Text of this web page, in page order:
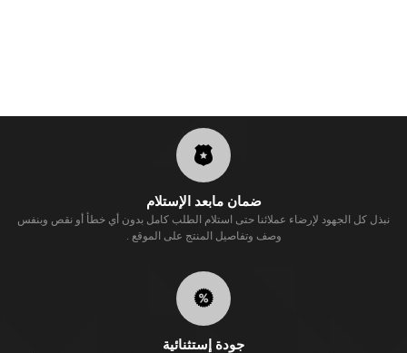
ضمان مابعد الإستلام
نبذل كل الجهود لإرضاء عملائنا حتى استلام الطلب كامل بدون أي خطأ أو نقص وبنفس
وصف وتفاصيل المنتج على الموقع .
جودة إستثنائية